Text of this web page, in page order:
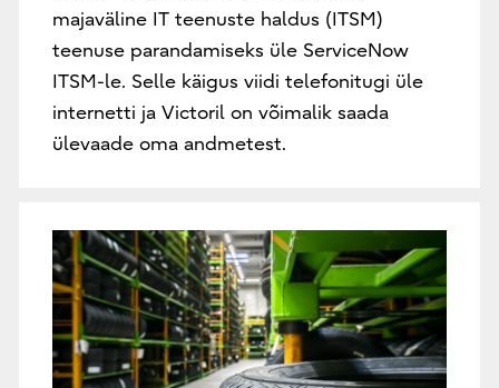
majaväline IT teenuste haldus (ITSM)
teenuse parandamiseks üle ServiceNow
ITSM-le. Selle käigus viidi telefonitugi üle
internetti ja Victoril on võimalik saada
ülevaade oma andmetest.